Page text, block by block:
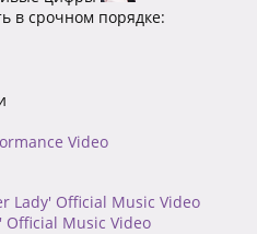
в срочном порядке:
Video
Lady' Official Music Video
Official Music Video